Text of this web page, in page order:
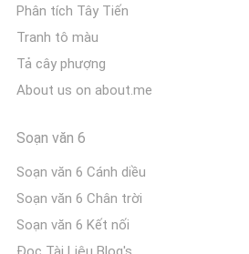
Phân tích Tây Tiến
Tranh tô màu
Tả cây phượng
About us on about.me
Soạn văn 6
Soạn văn 6 Cánh diều
Soạn văn 6 Chân trời
Soạn văn 6 Kết nối